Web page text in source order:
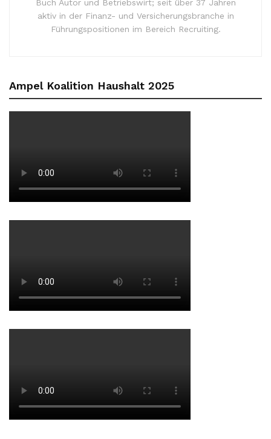
Buch Autor und Betriebswirt; seit über 37 Jahren
aktiv in der Finanz- und Versicherungsbranche in
Führungspositionen im Bereich Recruiting.
Ampel Koalition Haushalt 2025